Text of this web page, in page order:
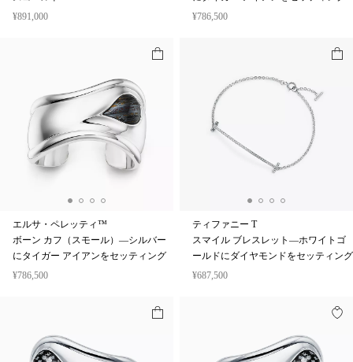
¥891,000
¥786,500
エルサ・ペレッティ™
ボーン カフ（スモール）—シルバー
にタイガー アイアンをセッティング
¥786,500
ティファニー T
スマイル ブレスレット—ホワイトゴ
ールドにダイヤモンドをセッティング
¥687,500